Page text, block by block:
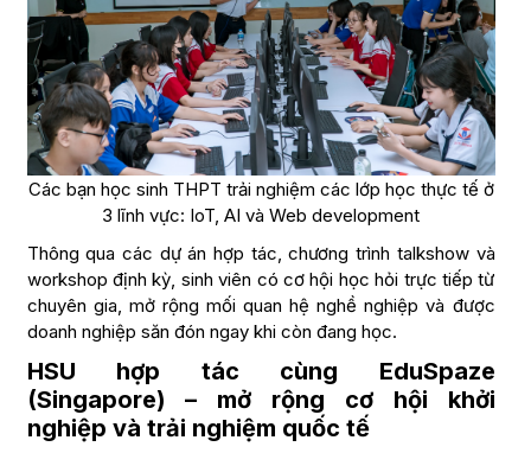
Các bạn học sinh THPT trải nghiệm các lớp học thực tế ở
3 lĩnh vực: IoT, AI và Web development
Thông qua các dự án hợp tác, chương trình talkshow và
workshop định kỳ, sinh viên có cơ hội học hỏi trực tiếp từ
chuyên gia, mở rộng mối quan hệ nghề nghiệp và được
doanh nghiệp săn đón ngay khi còn đang học.
HSU hợp tác cùng EduSpaze
(Singapore) – mở rộng cơ hội khởi
nghiệp và trải nghiệm quốc tế